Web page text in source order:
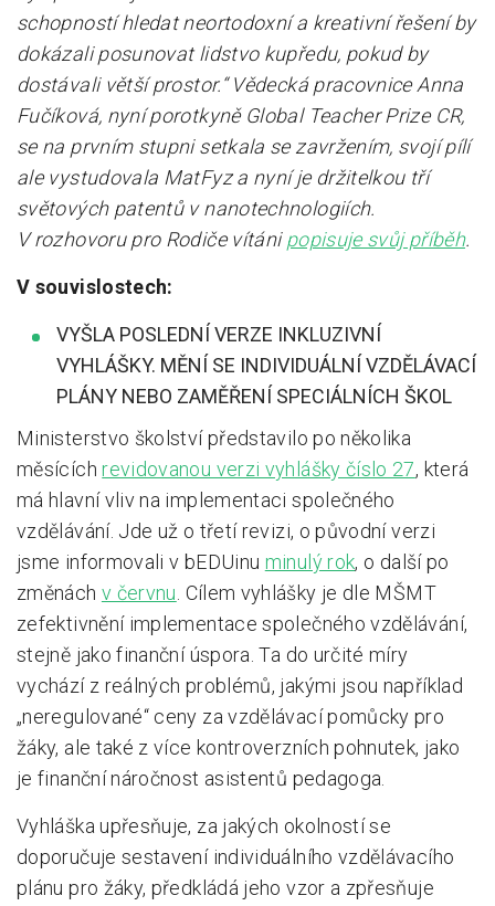
schopností hledat neortodoxní a kreativní řešení by
dokázali posunovat lidstvo kupředu, pokud by
dostávali větší prostor.“ Vědecká pracovnice Anna
Fučíková, nyní porotkyně Global Teacher Prize CR,
se na prvním stupni setkala se zavržením, svojí pílí
ale vystudovala MatFyz a nyní je držitelkou tří
světových patentů v nanotechnologiích.
V rozhovoru pro Rodiče vítánipopisuje svůj příběh.
V souvislostech:
VYŠLA POSLEDNÍ VERZE INKLUZIVNÍ
VYHLÁŠKY. MĚNÍ SE INDIVIDUÁLNÍ VZDĚLÁVACÍ
PLÁNY NEBO ZAMĚŘENÍ SPECIÁLNÍCH ŠKOL
Ministerstvo školství představilo po několika
měsícíchrevidovanou verzi vyhlášky číslo 27, která
má hlavní vliv na implementaci společného
vzdělávání. Jde už o třetí revizi, o původní verzi
jsme informovali v bEDUinu minulý rok, o další po
změnách v červnu . Cílem vyhlášky je dle MŠMT
zefektivnění implementace společného vzdělávání,
stejně jako finanční úspora. Ta do určité míry
vychází z reálných problémů, jakými jsou například
„neregulované“ ceny za vzdělávací pomůcky pro
žáky, ale také z více kontroverzních pohnutek, jako
je finanční náročnost asistentů pedagoga.
Vyhláška upřesňuje, za jakých okolností se
doporučuje sestavení individuálního vzdělávacího
plánu pro žáky, předkládá jeho vzor a zpřesňuje